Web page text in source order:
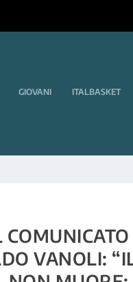
GIOVANI ITALBASKET
VANOLI: